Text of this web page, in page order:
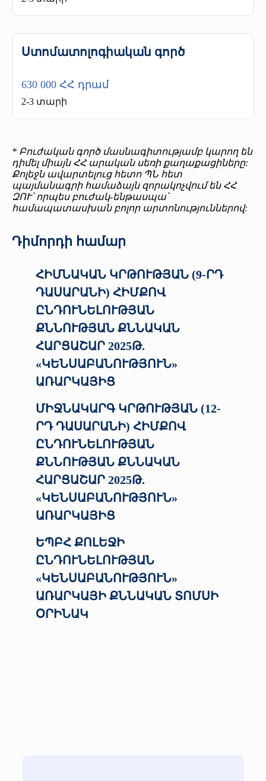
Ստոմատոլոգիական գործ
630 000 ՀՀ դրամ
2-3 տարի
* Բուժական գործ մասնագիտությամբ կարող են
դիմել միայն ՀՀ արական սեռի քաղաքացիները:
Քոլեջն ավարտելուց հետո ՊՆ հետ
պայմանագրի համաձայն զորակոչվում են ՀՀ
ԶՈՒ՝ որպես բուժակ-ենթասպա՝
համապատասխան բոլոր արտոնություններով:
Դիմորդի համար
ՀԻՄՆԱԿԱՆ ԿՐԹՈՒԹՅԱՆ (9-ՐԴ
ԴԱՍԱՐԱՆԻ) ՀԻՄՔՈՎ
ԸՆԴՈՒՆԵԼՈՒԹՅԱՆ
ՔՆՆՈՒԹՅԱՆ ՔՆՆԱԿԱՆ
ՀԱՐՑԱՇԱՐ 2025Թ.
«ԿԵՆՍԱԲԱՆՈՒԹՅՈՒՆ»
ԱՌԱՐԿԱՅԻՑ
ՄԻՋՆԱԿԱՐԳ ԿՐԹՈՒԹՅԱՆ (12-
ՐԴ ԴԱՍԱՐԱՆԻ) ՀԻՄՔՈՎ
ԸՆԴՈՒՆԵԼՈՒԹՅԱՆ
ՔՆՆՈՒԹՅԱՆ ՔՆՆԱԿԱՆ
ՀԱՐՑԱՇԱՐ 2025Թ.
«ԿԵՆՍԱԲԱՆՈՒԹՅՈՒՆ»
ԱՌԱՐԿԱՅԻՑ
ԵՊԲՀ ՔՈԼԵՋԻ
ԸՆԴՈՒՆԵԼՈՒԹՅԱՆ
«ԿԵՆՍԱԲԱՆՈՒԹՅՈՒՆ»
ԱՌԱՐԿԱՅԻ ՔՆՆԱԿԱՆ ՏՈՄՍԻ
ՕՐԻՆԱԿ